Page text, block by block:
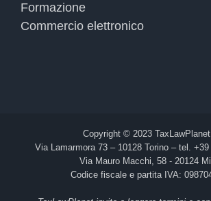
Formazione
Commercio elettronico
Copyright © 2023 TaxLawPlanet
Via Lamarmora 73 – 10128 Torino – tel. +39
Via Mauro Macchi, 58 - 20124
Codice fiscale e partita IVA: